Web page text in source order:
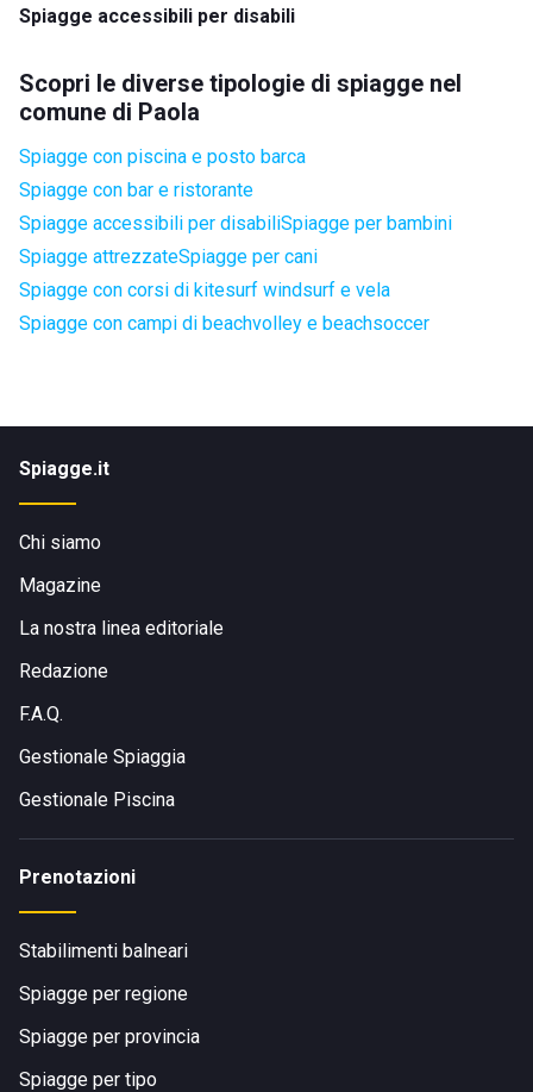
Spiagge accessibili per disabili
Scopri le diverse tipologie di spiagge nel
comune di Paola
Spiagge con piscina e posto barca
Spiagge con bar e ristorante
Spiagge accessibili per disabiliSpiagge per bambini
Spiagge attrezzateSpiagge per cani
Spiagge con corsi di kitesurf windsurf e vela
Spiagge con campi di beachvolley e beachsoccer
Spiagge.it
Chi siamo
Magazine
La nostra linea editoriale
Redazione
F.A.Q.
Gestionale Spiaggia
Gestionale Piscina
Prenotazioni
Stabilimenti balneari
Spiagge per regione
Spiagge per provincia
Spiagge per tipo